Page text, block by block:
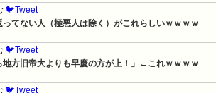
🐦Tweet
ってない人（極悪人は除く）がこれらしいｗｗｗｗ
🐦Tweet
地方旧帝大よりも早慶の方が上！」←これｗｗｗｗ
🐦Tweet